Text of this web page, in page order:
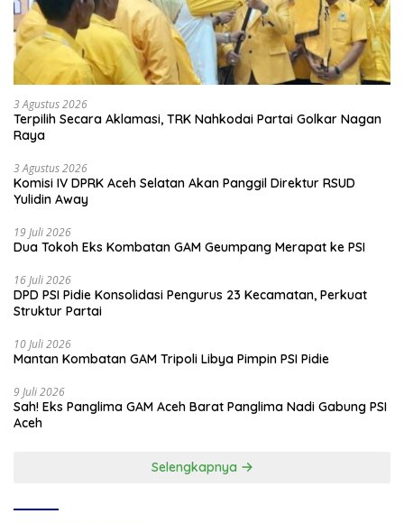
3 Agustus 2026
Terpilih Secara Aklamasi, TRK Nahkodai Partai Golkar Nagan
Raya
3 Agustus 2026
Komisi IV DPRK Aceh Selatan Akan Panggil Direktur RSUD
Yulidin Away
19 Juli 2026
Dua Tokoh Eks Kombatan GAM Geumpang Merapat ke PSI
16 Juli 2026
DPD PSI Pidie Konsolidasi Pengurus 23 Kecamatan, Perkuat
Struktur Partai
10 Juli 2026
Mantan Kombatan GAM Tripoli Libya Pimpin PSI Pidie
9 Juli 2026
Sah! Eks Panglima GAM Aceh Barat Panglima Nadi Gabung PSI
Aceh
Selengkapnya